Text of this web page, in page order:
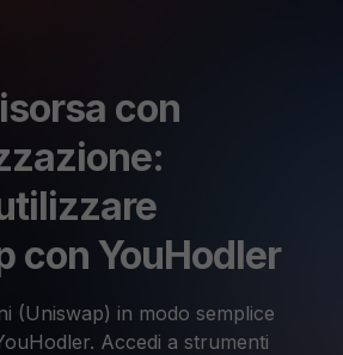
con
con YouHodler
(Uniswap) in modo semplice
Accedi a strumenti